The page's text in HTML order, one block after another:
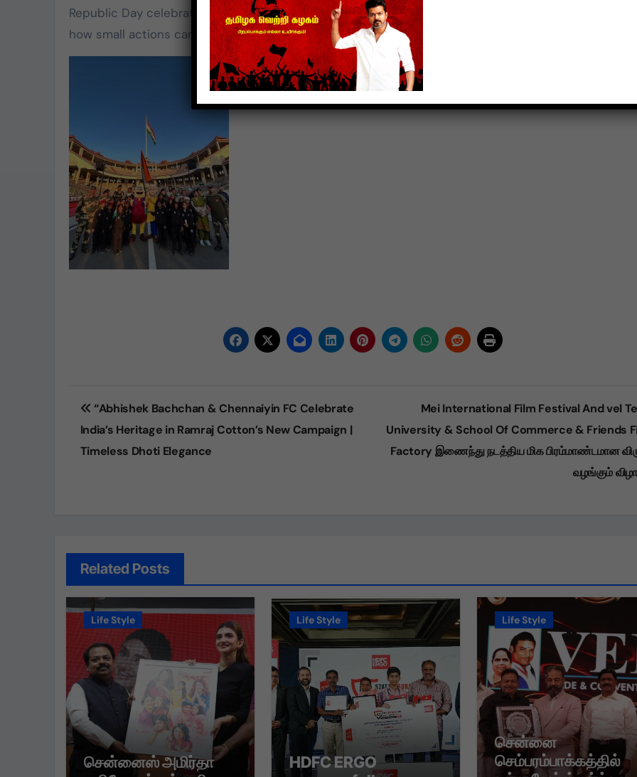
Republic Day celebration at the Attari-Wagah Border, led by Motu and Patlu, stood as a testament
how small actions can have a big impact.
Post
navigation
“Abhishek Bachchan & Chennaiyin FC Celebrate
India’s Heritage in Ramraj Cotton’s New Campaign |
Timeless Dhoti Elegance
Mei International Film Festival And vel
University & School Of Commerce & Friends
Factory இணைந்து நடத்திய மிக பிரம்மாண்டமான
வழங்கும்
Related Posts
Life Style
சென்னைஸ் அமிர்தா
Life Style
HDFC ERGO
Life Style
சென்னை
செம்பரம்பாக்கத்தில்